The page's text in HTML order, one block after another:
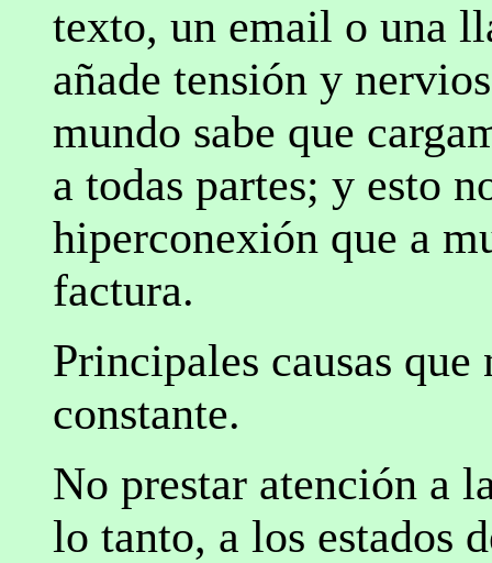
texto, un email o una
añade tensión y
mundo sabe que
a todas partes; y esto
hiperconexión que a
factura.
Principales causas
constante.
No prestar atención a
lo tanto, a los estados